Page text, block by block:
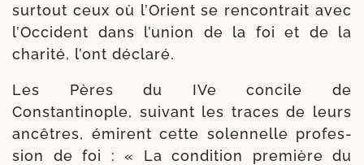
sur­tout ceux où l’Orient se ren­con­trait avec
l’Occident dans l’u­nion de la foi et de la
cha­ri­té, l’ont déclaré.
Les Pères du IVe concile de
Constantinople, sui­vant les traces de leurs
ancêtres, émirent cette solen­nelle pro­fes­
sion de foi : « La condi­tion pre­mière du